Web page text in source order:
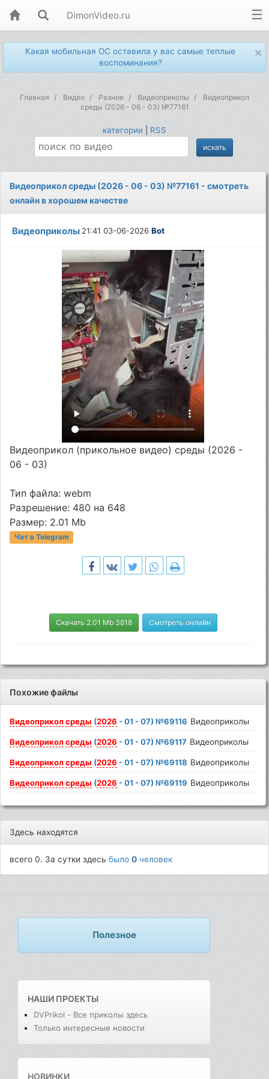
DimonVideo.ru
×
Какая мобильная ОС оставила у вас самые теплые
воспоминания?
Главная Видео Разное Видеоприколы
Видеоприкол
среды (2026 - 06 - 03) №77161
категории RSS
Видеоприкол среды (2026 - 06 - 03) №77161 - смотреть
онлайн в хорошем качестве
Видеоприколы 21:41 03-06-2026Bot
Видеоприкол (прикольное видео) среды (2026 -
06 - 03)
Тип файла: webm
Разрешение: 480 на 648
Размер: 2.01 Mb
Чат в Telegram
Скачать 2.01 Mb 3818 Смотреть онлайн
Похожие файлы
Видеоприкол среды (2026 - 01 - 07) №69116 Видеоприколы
Видеоприкол среды (2026 - 01 - 07) №69117 Видеоприколы
Видеоприкол среды (2026 - 01 - 07) №69118 Видеоприколы
Видеоприкол среды (2026 - 01 - 07) №69119 Видеоприколы
Здесь находятся
всего 0. За сутки здесьбыло0 человек
Полезное
НАШИ ПРОЕКТЫ
DVPrikol - Все приколы здесь
Только интересные новости
НОВИНКИ